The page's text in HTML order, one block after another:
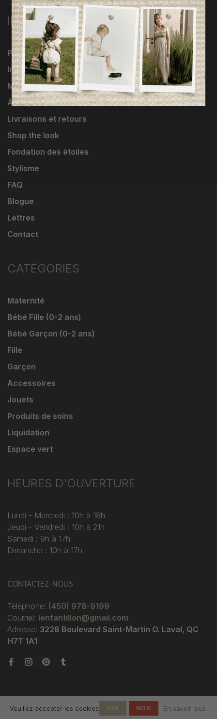
INFORMATIONS
Programme Loyauté
Influenceuses
Marques
À propos
Livraisons et retours
Shop the look
Fondation des étoiles
Stylisme
FAQ
Blogue
Lettres
Contact
CATÉGORIES
Maternité
Bébé Fille (0-2 ans)
Bébé Garçon (0-2 ans)
Fille
Garçon
Accessoires
Jouets
Produits de soins
Liquidation
Espace vert
HEURES D'OUVERTURE
Lundi - Mercredi : 10h à 18h
Jeudi - Vendredi : 10h à 21h
Samedi : 9h à 17h
Dimanche : 10h à 17h
CONTACTEZ-NOUS
Téléphone: (450) 978-9199
Courriel: lenfantillon@gmail.com
Adresse: 3228 Boulevard Saint-Martin O. Laval, QC
H7T 1A1
Veuillez accepter les cookies OUI NON En savoir plus